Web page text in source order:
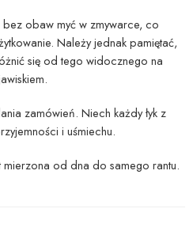
obaw myć w zmywarce, co
Należy jednak pamiętać,
się od tego widocznego na
zamówień. Niech każdy łyk z
i uśmiechu.
od dna do samego rantu.